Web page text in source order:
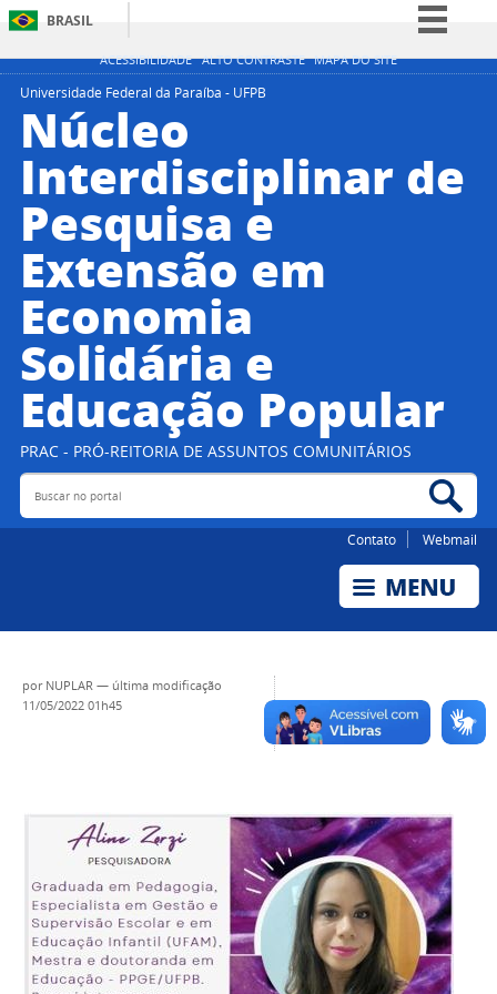
ACESSIBILIDADE ALTO CONTRASTE MAPA DO SITE
BRASIL
Simplifique!
Acesso à informação
Legislação
Universidade Federal da Paraíba - UFPB
Núcleo
Interdisciplinar de
Pesquisa e
Extensão em
Economia
Solidária e
Educação Popular
PRAC - PRÓ-REITORIA DE ASSUNTOS COMUNITÁRIOS
Buscar no portal
Contato Webmail
por NUPLAR — última modificação
11/05/2022 01h45